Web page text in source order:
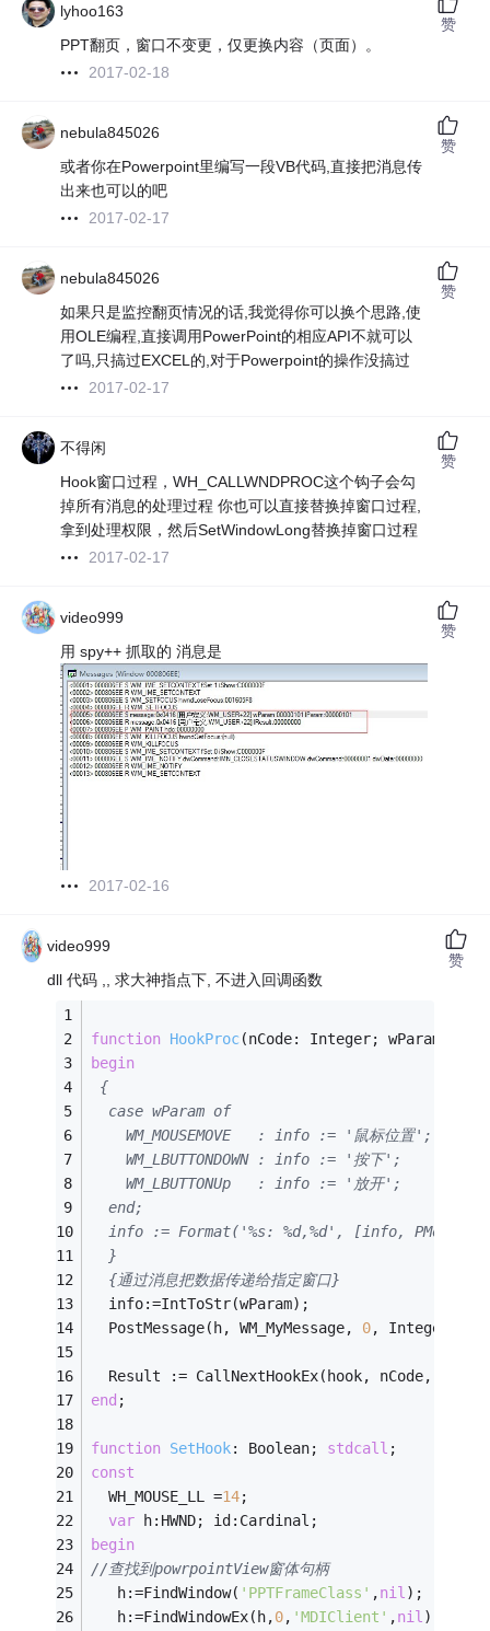
lyhoo163
PPT翻页，窗口不变更，仅更换内容（页面）。
2017-02-18
赞
nebula845026
或者你在Powerpoint里编写一段VB代码,直接把消息传
出来也可以的吧
2017-02-17
赞
nebula845026
如果只是监控翻页情况的话,我觉得你可以换个思路,使
用OLE编程,直接调用PowerPoint的相应API不就可以
了吗,只搞过EXCEL的,对于Powerpoint的操作没搞过
2017-02-17
赞
不得闲
Hook窗口过程，WH_CALLWNDPROC这个钩子会勾
掉所有消息的处理过程 你也可以直接替换掉窗口过程,
拿到处理权限，然后SetWindowLong替换掉窗口过程
2017-02-17
赞
video999
用 spy++ 抓取的 消息是
2017-02-16
赞
video999
dll 代码 ,, 求大神指点下, 不进入回调函数
function HookProc(nCode: Integer; wParam:
begin
{
  case wParam of
    WM_MOUSEMOVE   : info := '鼠标位置';
    WM_LBUTTONDOWN : info := '按下';
    WM_LBUTTONUp   : info := '放开';
  end;
info := Format('%s: %d,%d', [info,
  }
{通过消息把数据传递给指定窗口}
  info:=IntToStr(wParam);
  PostMessage(h, WM_MyMessage,
0,
Result := CallNextHookEx(hook, nCode,
end ;
function SetHook: Boolean; stdcall ;
const
  WH_MOUSE_LL =
14;
var h:HWND; id:Cardinal;
begin
//查找到powrpointView窗体句柄
   h:=FindWindow(
'PPTFrameClass' ,nil);
   h:=FindWindowEx(h,
0, 'MDIClient' ,nil);
赞